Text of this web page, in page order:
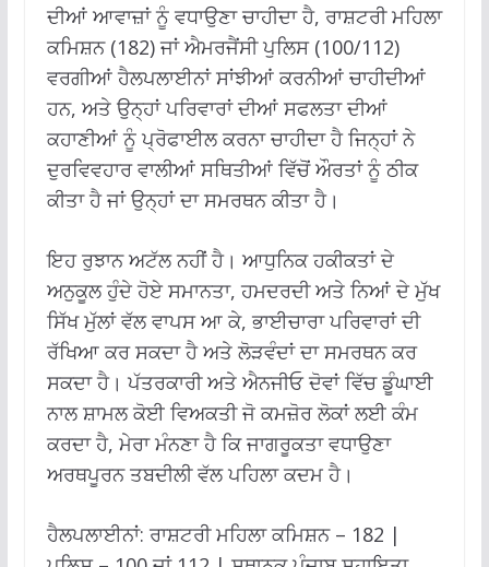
ਦੀਆਂ ਆਵਾਜ਼ਾਂ ਨੂੰ ਵਧਾਉਣਾ ਚਾਹੀਦਾ ਹੈ, ਰਾਸ਼ਟਰੀ ਮਹਿਲਾ
ਕਮਿਸ਼ਨ (182) ਜਾਂ ਐਮਰਜੈਂਸੀ ਪੁਲਿਸ (100/112)
ਵਰਗੀਆਂ ਹੈਲਪਲਾਈਨਾਂ ਸਾਂਝੀਆਂ ਕਰਨੀਆਂ ਚਾਹੀਦੀਆਂ
ਹਨ, ਅਤੇ ਉਨ੍ਹਾਂ ਪਰਿਵਾਰਾਂ ਦੀਆਂ ਸਫਲਤਾ ਦੀਆਂ
ਕਹਾਣੀਆਂ ਨੂੰ ਪ੍ਰੋਫਾਈਲ ਕਰਨਾ ਚਾਹੀਦਾ ਹੈ ਜਿਨ੍ਹਾਂ ਨੇ
ਦੁਰਵਿਵਹਾਰ ਵਾਲੀਆਂ ਸਥਿਤੀਆਂ ਵਿੱਚੋਂ ਔਰਤਾਂ ਨੂੰ ਠੀਕ
ਕੀਤਾ ਹੈ ਜਾਂ ਉਨ੍ਹਾਂ ਦਾ ਸਮਰਥਨ ਕੀਤਾ ਹੈ।
ਇਹ ਰੁਝਾਨ ਅਟੱਲ ਨਹੀਂ ਹੈ। ਆਧੁਨਿਕ ਹਕੀਕਤਾਂ ਦੇ
ਅਨੁਕੂਲ ਹੁੰਦੇ ਹੋਏ ਸਮਾਨਤਾ, ਹਮਦਰਦੀ ਅਤੇ ਨਿਆਂ ਦੇ ਮੁੱਖ
ਸਿੱਖ ਮੁੱਲਾਂ ਵੱਲ ਵਾਪਸ ਆ ਕੇ, ਭਾਈਚਾਰਾ ਪਰਿਵਾਰਾਂ ਦੀ
ਰੱਖਿਆ ਕਰ ਸਕਦਾ ਹੈ ਅਤੇ ਲੋੜਵੰਦਾਂ ਦਾ ਸਮਰਥਨ ਕਰ
ਸਕਦਾ ਹੈ। ਪੱਤਰਕਾਰੀ ਅਤੇ ਐਨਜੀਓ ਦੋਵਾਂ ਵਿੱਚ ਡੂੰਘਾਈ
ਨਾਲ ਸ਼ਾਮਲ ਕੋਈ ਵਿਅਕਤੀ ਜੋ ਕਮਜ਼ੋਰ ਲੋਕਾਂ ਲਈ ਕੰਮ
ਕਰਦਾ ਹੈ, ਮੇਰਾ ਮੰਨਣਾ ਹੈ ਕਿ ਜਾਗਰੂਕਤਾ ਵਧਾਉਣਾ
ਅਰਥਪੂਰਨ ਤਬਦੀਲੀ ਵੱਲ ਪਹਿਲਾ ਕਦਮ ਹੈ।
ਹੈਲਪਲਾਈਨਾਂ: ਰਾਸ਼ਟਰੀ ਮਹਿਲਾ ਕਮਿਸ਼ਨ – 182 |